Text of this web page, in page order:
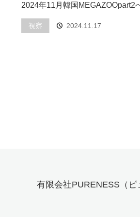
2024年11月韓国MEGAZOOpart2
視察 2024.11.17
有限会社PURENESS（ピ